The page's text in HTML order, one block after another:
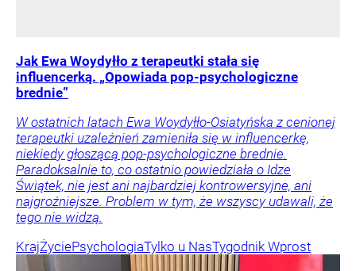
Jak Ewa Woydyłło z terapeutki stała się
influencerką. „Opowiada pop-psychologiczne
brednie”
W ostatnich latach Ewa Woydyłło-Osiatyńska z cenionej
terapeutki uzależnień zamieniła się w influencerkę,
niekiedy głoszącą pop-psychologiczne brednie.
Paradoksalnie to, co ostatnio powiedziała o Idze
Świątek, nie jest ani najbardziej kontrowersyjne, ani
najgroźniejsze. Problem w tym, że wszyscy udawali, że
tego nie widzą.
KrajŻyciePsychologiaTylko u NasTygodnik Wprost